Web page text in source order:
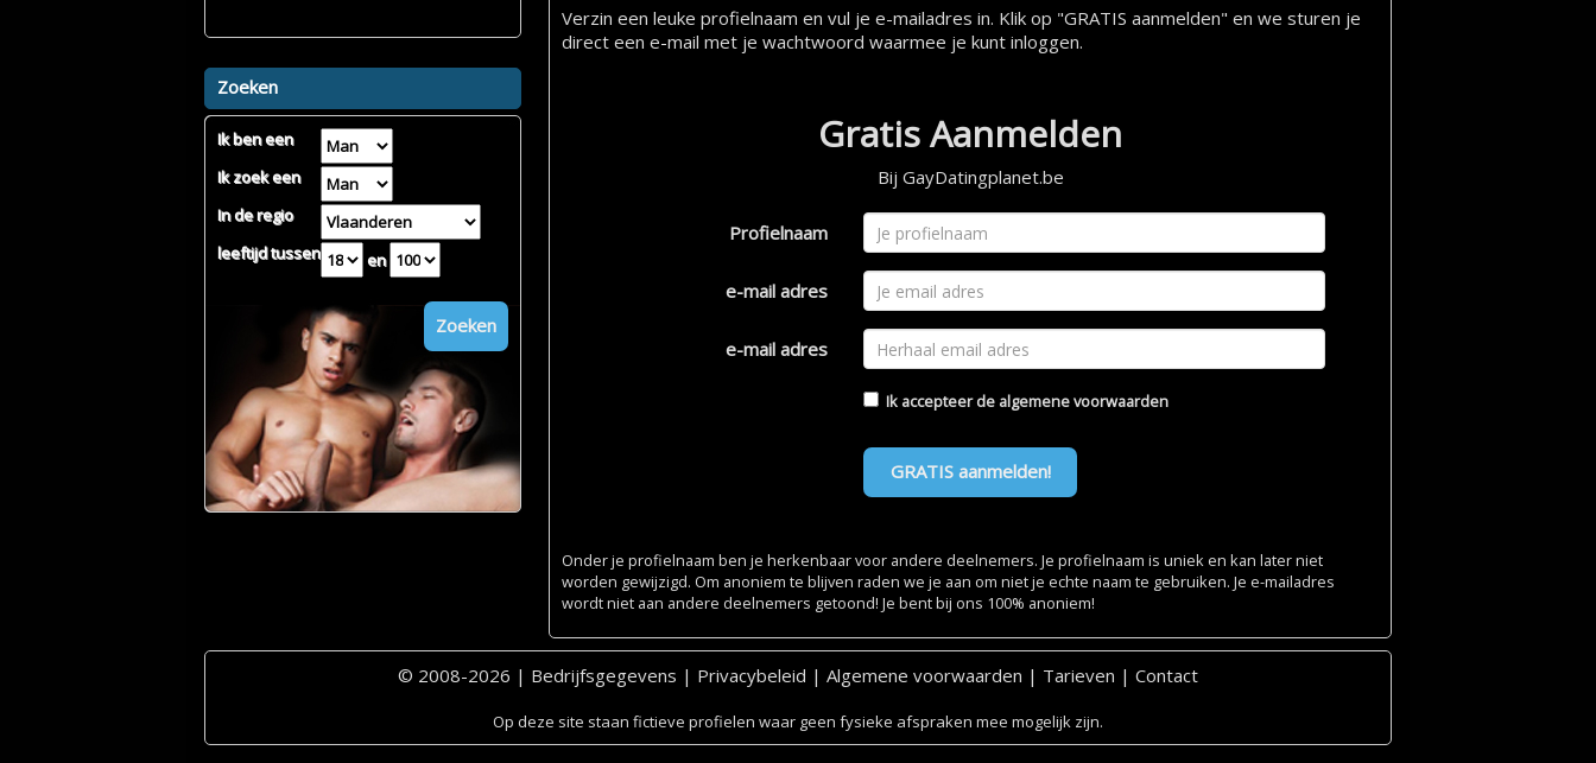
Verzin een leuke profielnaam en vul je e-mailadres in. Klik op "GRATIS aanmelden" en we sturen je
direct een e-mail met je wachtwoord waarmee je kunt inloggen.
Gratis Aanmelden
Bij GayDatingplanet.be
Profielnaam
e-mail adres
e-mail adres
Ik accepteer de algemene voorwaarden
GRATIS aanmelden!
Onder je profielnaam ben je herkenbaar voor andere deelnemers. Je profielnaam is uniek en kan later niet
worden gewijzigd. Om anoniem te blijven raden we je aan om niet je echte naam te gebruiken. Je e-mailadres
wordt niet aan andere deelnemers getoond! Je bent bij ons 100% anoniem!
Zoeken
Ik ben een
Ik zoek een
In de regio
leeftijd tussen
en
Zoeken
© 2008-2026 | Bedrijfsgegevens | Privacybeleid | Algemene voorwaarden | Tarieven | Contact
Op deze site staan fictieve profielen waar geen fysieke afspraken mee mogelijk zijn.